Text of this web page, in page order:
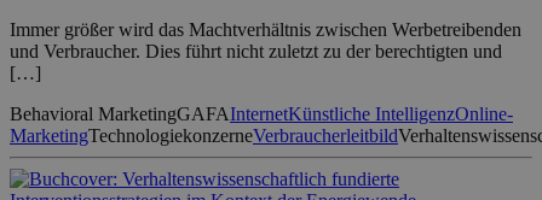
Immer größer wird das Machtverhältnis zwischen Werbetreibenden
und Verbraucher. Dies führt nicht zuletzt zu der berechtigten und
[…]
Behavioral MarketingGAFAInternetKünstliche IntelligenzOnline-
MarketingTechnologiekonzerneVerbraucherleitbild